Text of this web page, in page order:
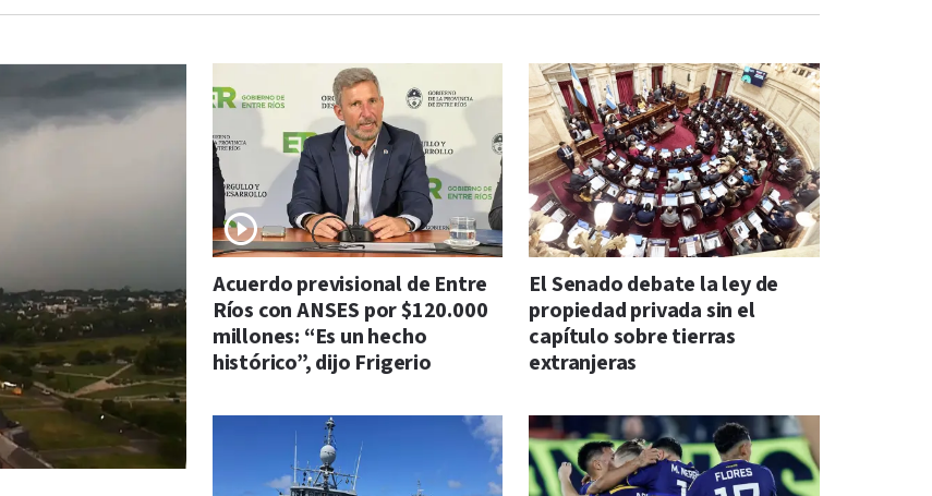
Acuerdo previsional de Entre
Ríos con ANSES por $120.000
millones: “Es un hecho
histórico”, dijo Frigerio
El Senado debate la ley de
propiedad privada sin el
capítulo sobre tierras
extranjeras